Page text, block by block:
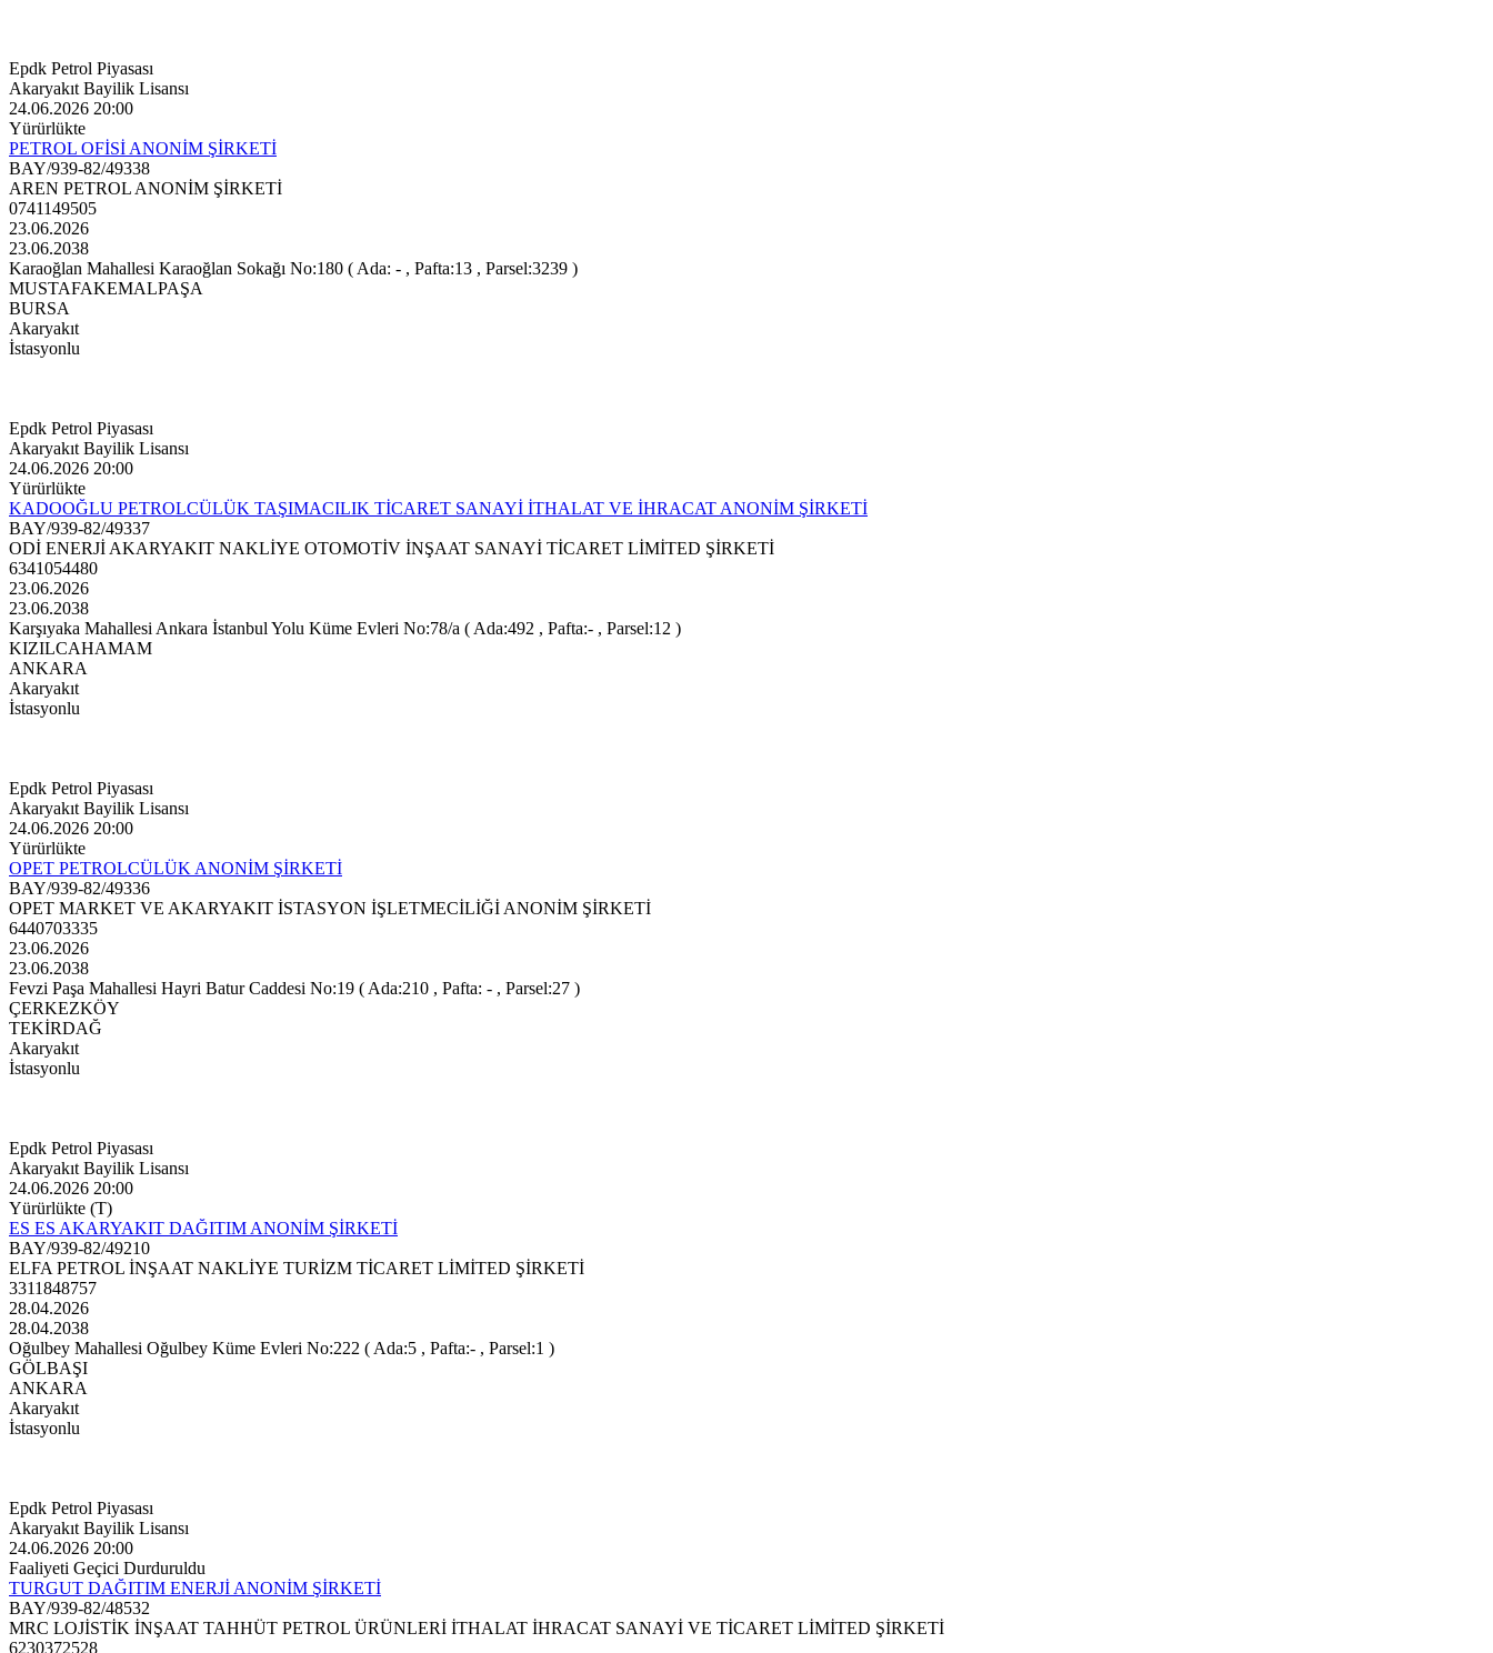
Epdk Petrol Piyasası
Akaryakıt Bayilik Lisansı
24.06.2026 20:00
Yürürlükte
PETROL OFİSİ ANONİM ŞİRKETİ
BAY/939-82/49338
AREN PETROL ANONİM ŞİRKETİ
0741149505
23.06.2026
23.06.2038
Karaoğlan Mahallesi Karaoğlan Sokağı No:180 ( Ada: - , Pafta:13 , Parsel:3239 )
MUSTAFAKEMALPAŞA
BURSA
Akaryakıt
İstasyonlu
Epdk Petrol Piyasası
Akaryakıt Bayilik Lisansı
24.06.2026 20:00
Yürürlükte
KADOOĞLU PETROLCÜLÜK TAŞIMACILIK TİCARET SANAYİ İTHALAT VE İHRACAT ANONİM ŞİRKETİ
BAY/939-82/49337
ODİ ENERJİ AKARYAKIT NAKLİYE OTOMOTİV İNŞAAT SANAYİ TİCARET LİMİTED ŞİRKETİ
6341054480
23.06.2026
23.06.2038
Karşıyaka Mahallesi Ankara İstanbul Yolu Küme Evleri No:78/a ( Ada:492 , Pafta:- , Parsel:12 )
KIZILCAHAMAM
ANKARA
Akaryakıt
İstasyonlu
Epdk Petrol Piyasası
Akaryakıt Bayilik Lisansı
24.06.2026 20:00
Yürürlükte
OPET PETROLCÜLÜK ANONİM ŞİRKETİ
BAY/939-82/49336
OPET MARKET VE AKARYAKIT İSTASYON İŞLETMECİLİĞİ ANONİM ŞİRKETİ
6440703335
23.06.2026
23.06.2038
Fevzi Paşa Mahallesi Hayri Batur Caddesi No:19 ( Ada:210 , Pafta: - , Parsel:27 )
ÇERKEZKÖY
TEKİRDAĞ
Akaryakıt
İstasyonlu
Epdk Petrol Piyasası
Akaryakıt Bayilik Lisansı
24.06.2026 20:00
Yürürlükte (T)
ES ES AKARYAKIT DAĞITIM ANONİM ŞİRKETİ
BAY/939-82/49210
ELFA PETROL İNŞAAT NAKLİYE TURİZM TİCARET LİMİTED ŞİRKETİ
3311848757
28.04.2026
28.04.2038
Oğulbey Mahallesi Oğulbey Küme Evleri No:222 ( Ada:5 , Pafta:- , Parsel:1 )
GÖLBAŞI
ANKARA
Akaryakıt
İstasyonlu
Epdk Petrol Piyasası
Akaryakıt Bayilik Lisansı
24.06.2026 20:00
Faaliyeti Geçici Durduruldu
TURGUT DAĞITIM ENERJİ ANONİM ŞİRKETİ
BAY/939-82/48532
MRC LOJİSTİK İNŞAAT TAHHÜT PETROL ÜRÜNLERİ İTHALAT İHRACAT SANAYİ VE TİCARET LİMİTED ŞİRKETİ
6230372528